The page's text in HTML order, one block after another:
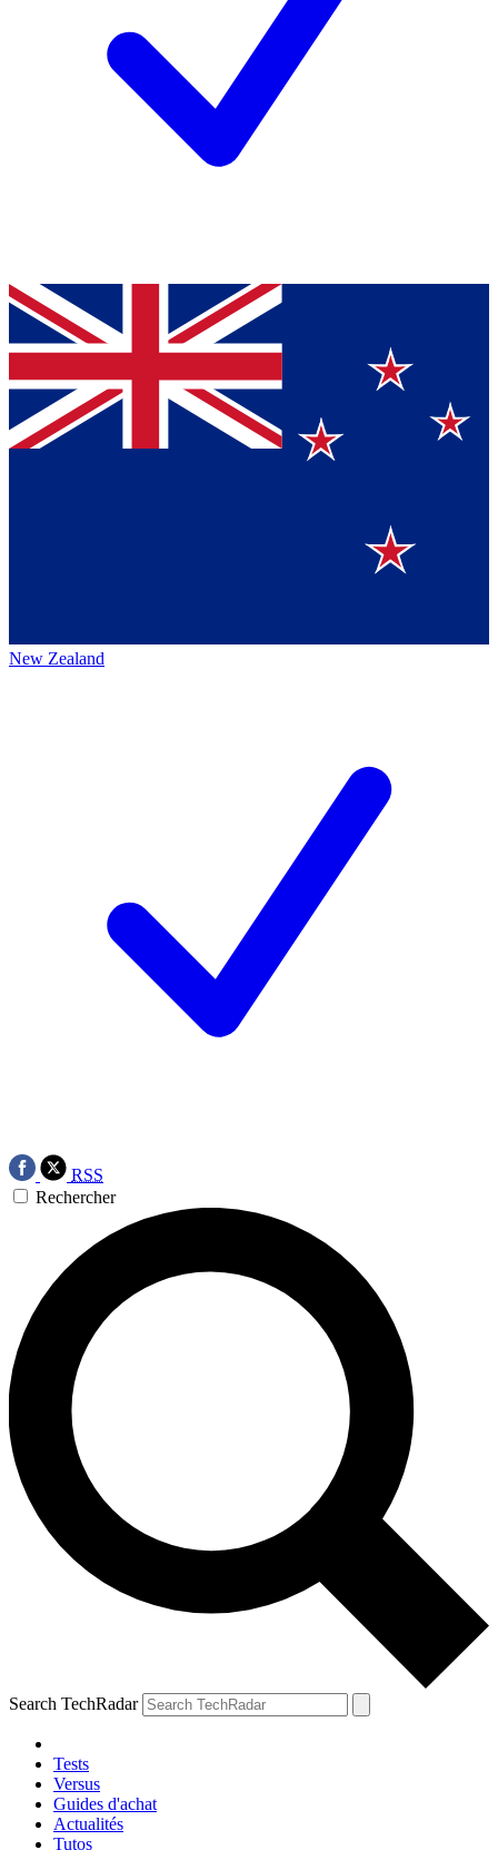
New Zealand
RSS
Rechercher
Search TechRadar
Tests
Versus
Guides d'achat
Actualités
Tutos